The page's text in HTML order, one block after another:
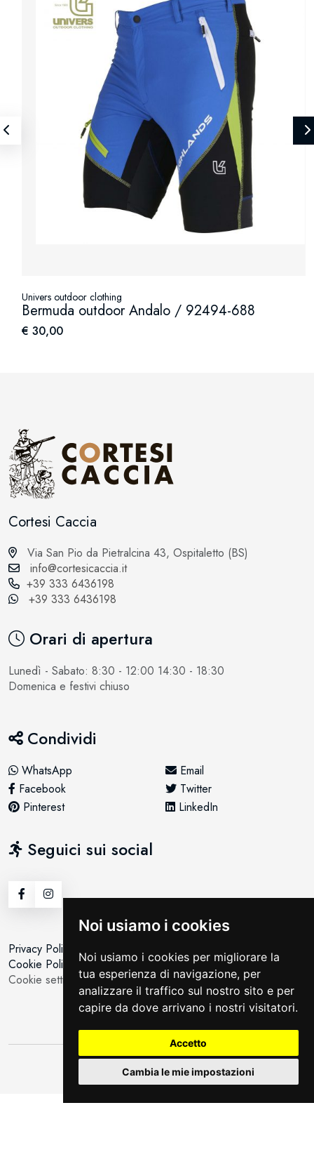
Noi usiamo i cookies
Noi usiamo i cookies per migliorare la
tua esperienza di navigazione, per
analizzare il traffico sul nostro sito e per
capire da dove arrivano i nostri visitatori.
Accetto
Cambia le mie impostazioni
Univers outdoor clothing
Bermuda outdoor Andalo / 92494-688
€ 30,00
Cortesi Caccia
Via San Pio da Pietralcina 43, Ospitaletto (BS)
info@cortesicaccia.it
+39 333 6436198
+39 333 6436198
Orari di apertura
Lunedì - Sabato: 8:30 - 12:00 14:30 - 18:30
Domenica e festivi chiuso
Condividi
WhatsApp
Email
Facebook
Twitter
Pinterest
LinkedIn
Seguici sui social
Privacy Policy
Cookie Policy
Cookie setting
©All Rights Reserved | ByMoving